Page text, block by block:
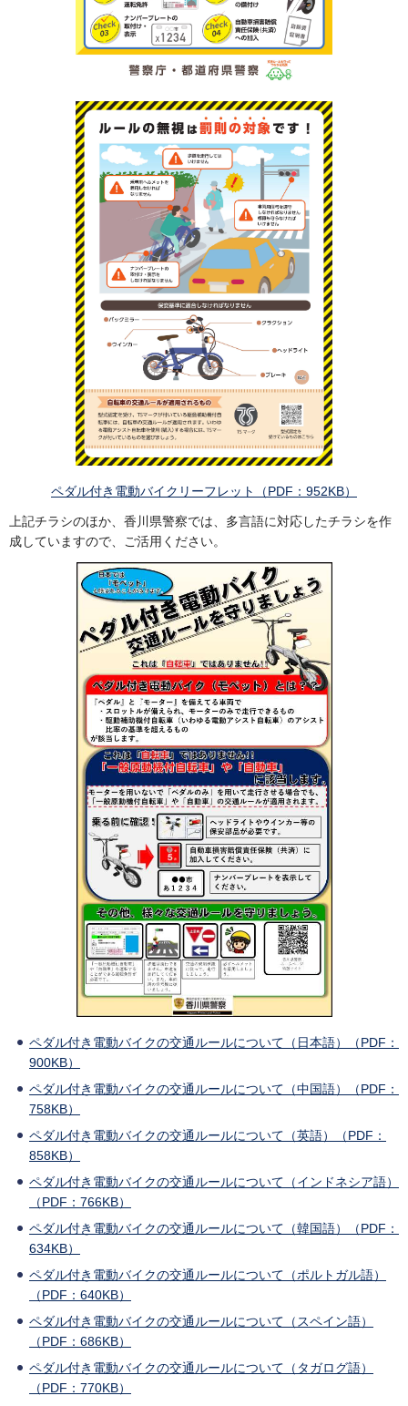
ペダル付き電動バイクリーフレット（PDF：952KB）
上記チラシのほか、香川県警察では、多言語に対応したチラシを作
成していますので、ご活用ください。
ペダル付き電動バイクの交通ルールについて（日本語）（PDF：
900KB）
ペダル付き電動バイクの交通ルールについて（中国語）（PDF：
758KB）
ペダル付き電動バイクの交通ルールについて（英語）（PDF：
858KB）
ペダル付き電動バイクの交通ルールについて（インドネシア語）
（PDF：766KB）
ペダル付き電動バイクの交通ルールについて（韓国語）（PDF：
634KB）
ペダル付き電動バイクの交通ルールについて（ポルトガル語）
（PDF：640KB）
ペダル付き電動バイクの交通ルールについて（スペイン語）
（PDF：686KB）
ペダル付き電動バイクの交通ルールについて（タガログ語）
（PDF：770KB）